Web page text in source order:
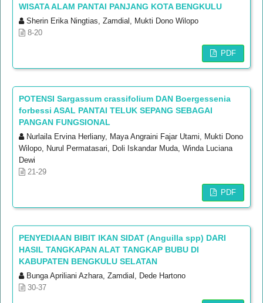
WISATA ALAM PANTAI PANJANG KOTA BENGKULU
Sherin Erika Ningtias, Zamdial, Mukti Dono Wilopo
8-20
PDF
POTENSI Sargassum crassifolium DAN Boergessenia
forbessi ASAL PANTAI TELUK SEPANG SEBAGAI
PANGAN FUNGSIONAL
Nurlaila Ervina Herliany, Maya Angraini Fajar Utami, Mukti Dono
Wilopo, Nurul Permatasari, Doli Iskandar Muda, Winda Luciana
Dewi
21-29
PDF
PENYEDIAAN BIBIT IKAN SIDAT (Anguilla spp) DARI
HASIL TANGKAPAN ALAT TANGKAP BUBU DI
KABUPATEN BENGKULU SELATAN
Bunga Apriliani Azhara, Zamdial, Dede Hartono
30-37